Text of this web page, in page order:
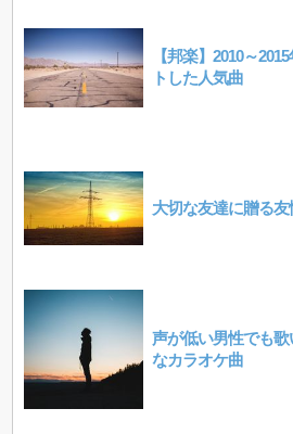
【邦楽】2010～
トした人気曲
大切な友達に贈る
声が低い男性でも
なカラオケ曲